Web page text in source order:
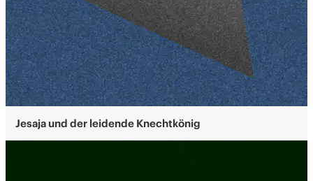
Jesaja und der leidende Knechtkönig